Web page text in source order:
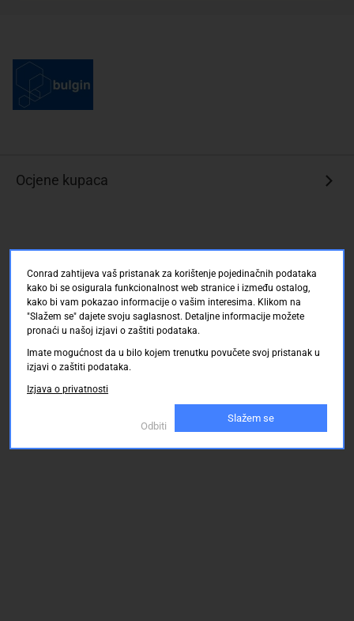
Ocjene kupaca
Conrad zahtijeva vaš pristanak za korištenje pojedinačnih podataka
kako bi se osigurala funkcionalnost web stranice i između ostalog,
kako bi vam pokazao informacije o vašim interesima. Klikom na
"Slažem se" dajete svoju saglasnost. Detaljne informacije možete
pronaći u našoj izjavi o zaštiti podataka.
Imate mogućnost da u bilo kojem trenutku povučete svoj pristanak u
izjavi o zaštiti podataka.
Izjava o privatnosti
Odbiti
Slažem se